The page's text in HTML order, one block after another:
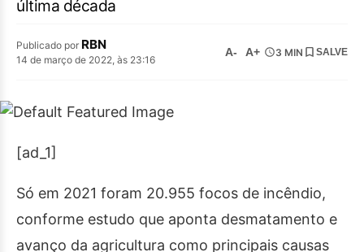
última década
Publicado por RBN
14 de março de 2022, às 23:16
A- A+ 3 MIN SALVE
[ad_1]
Só em 2021 foram 20.955 focos de incêndio,
conforme estudo que aponta desmatamento e
avanço da agricultura como principais causas